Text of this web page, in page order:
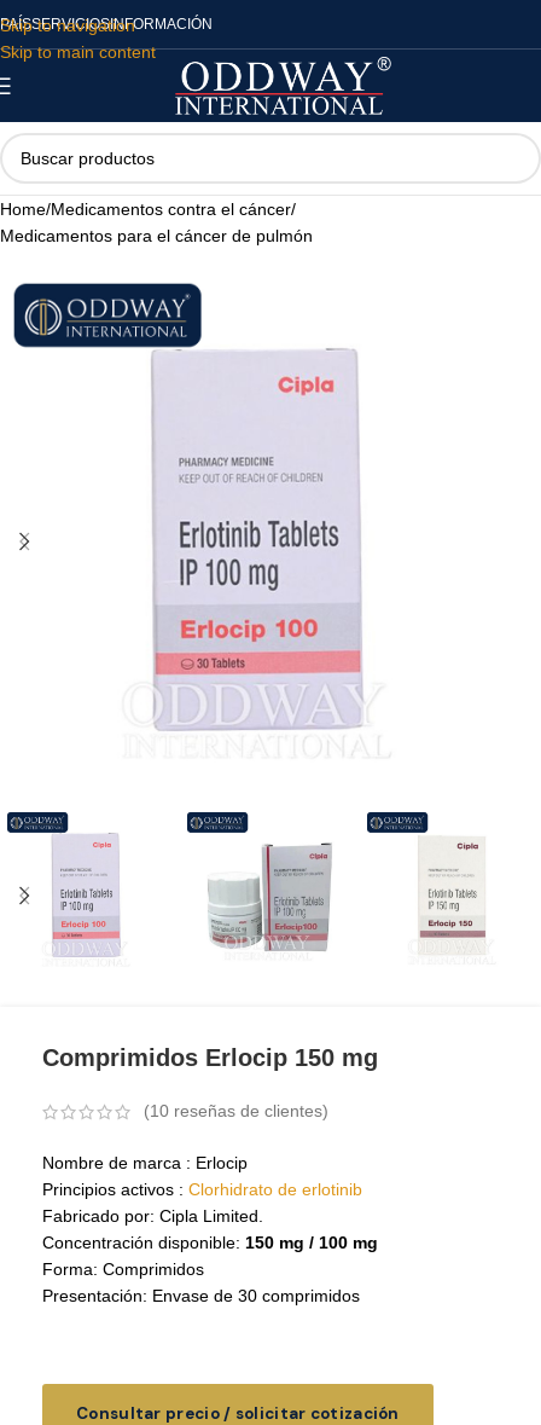
Skip to navigation
Skip to main content
PAÍSSERVICIOSINFORMACIÓN
Home/Medicamentos contra el cáncer/
Medicamentos para el cáncer de pulmón
Comprimidos Erlocip 150 mg
(10 reseñas de clientes)
Nombre de marca : Erlocip
Principios activos : Clorhidrato de erlotinib
Fabricado por: Cipla Limited.
Concentración disponible: 150 mg / 100 mg
Forma: Comprimidos
Presentación: Envase de 30 comprimidos
Consultar precio / solicitar cotización